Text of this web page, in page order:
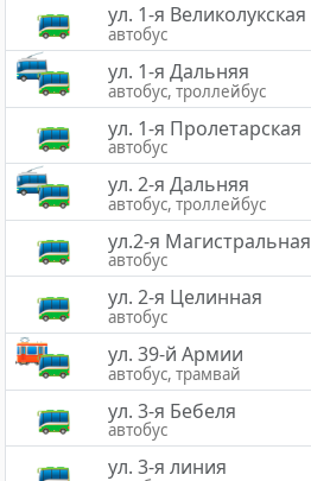
ул. 1-я Великолукская
автобус
ул. 1-я Дальняя
автобус, троллейбус
ул. 1-я Пролетарская
автобус
ул. 2-я Дальняя
автобус, троллейбус
ул.2-я Магистральная
автобус
ул. 2-я Целинная
автобус
ул. 39-й Армии
автобус, трамвай
ул. 3-я Бебеля
автобус
ул. 3-я линия